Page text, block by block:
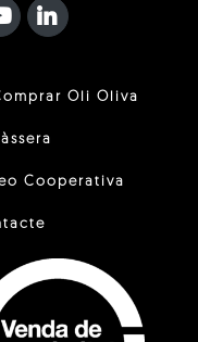
F
YOUTUBEFA LINKEDIN
Oli Oliva
Cooperativa